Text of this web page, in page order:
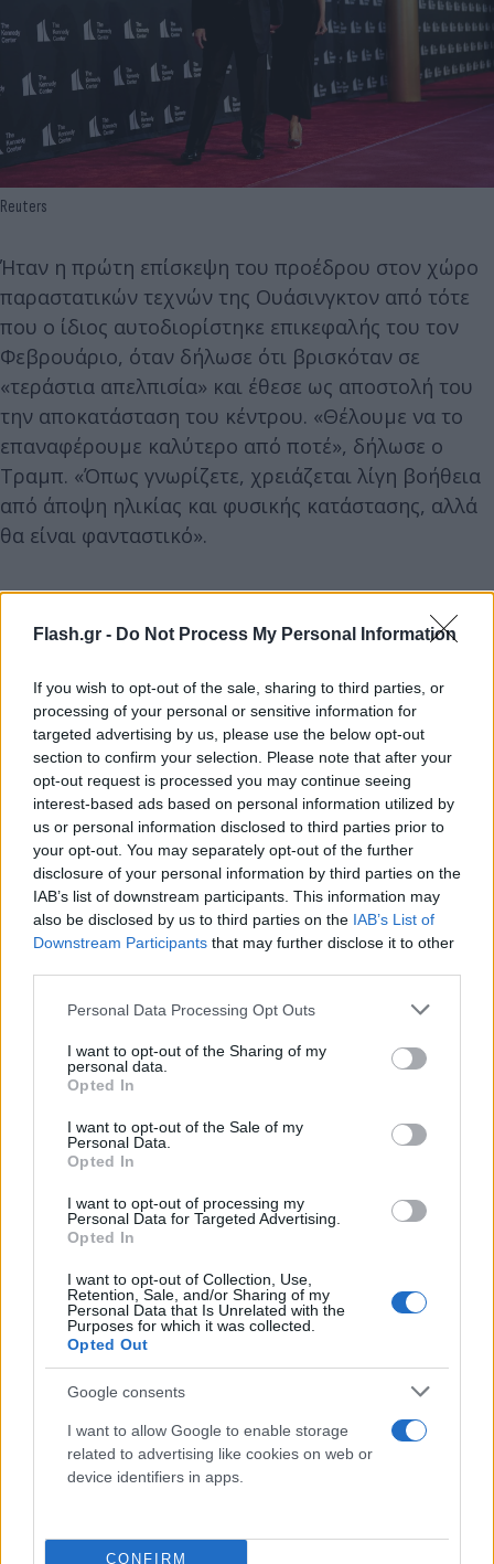
Flash.gr - Do Not Process My Personal Information
If you wish to opt-out of the sale, sharing to third parties, or
processing of your personal or sensitive information for
targeted advertising by us, please use the below opt-out
section to confirm your selection. Please note that after your
opt-out request is processed you may continue seeing
interest-based ads based on personal information utilized by
us or personal information disclosed to third parties prior to
your opt-out. You may separately opt-out of the further
disclosure of your personal information by third parties on the
IAB’s list of downstream participants. This information may
also be disclosed by us to third parties on the IAB’s List of
Downstream Participants that may further disclose it to other
Please note that this website/app uses one or more Google
not limited to your visit or usage behaviour. You may click to
grant or deny consent to Google and its third-party tags to
use your data for below specified purposes in below Google
consent section.
Personal Data Processing Opt Outs
I want to opt-out of the Sharing of my
personal data.
Opted In
I want to opt-out of the Sale of my
Personal Data.
Opted In
I want to opt-out of processing my
Personal Data for Targeted Advertising.
Opted In
I want to opt-out of Collection, Use,
Retention, Sale, and/or Sharing of my
Personal Data that Is Unrelated with the
Purposes for which it was collected.
Opted Out
Google consents
I want to allow Google to enable storage
related to advertising like cookies on web or
device identifiers in apps.
CONFIRM
Reuters
Ήταν η πρώτη επίσκεψη του προέδρου στον χώρο
παραστατικών τεχνών της Ουάσινγκτον από τότε
που ο ίδιος αυτοδιορίστηκε επικεφαλής του τον
Φεβρουάριο, όταν δήλωσε ότι βρισκόταν σε
«τεράστια απελπισία» και έθεσε ως αποστολή του
την αποκατάσταση του κέντρου. «Θέλουμε να το
επαναφέρουμε καλύτερο από ποτέ», δήλωσε ο
Τραμπ. «Όπως γνωρίζετε, χρειάζεται λίγη βοήθεια
από άποψη ηλικίας και φυσικής κατάστασης, αλλά
θα είναι φανταστικό».
Αποδοκιμασίες από drag queens
Η πολυτελής εκδήλωση συγκέντρωσε 10
εκατομμύρια δολάρια και συμμετείχαν επίσης ο
αντιπρόεδρος Τζέι Ντι Βανς και η σύζυγός του. Ο
πρόεδρος είχε απολύσει το διοικητικό συμβούλιο
του Kennedy Center όταν ανέλαβε το τιμόνι και
επέλεξε τα μέλη του δικού του συμβουλίου,
λέγοντας ότι η προηγούμενη ηγεσία επέτρεψε
παραστάσεις drag που «στόχευαν ειδικά τη νεολαία
μας».